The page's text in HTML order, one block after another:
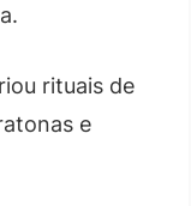
rituais de
e